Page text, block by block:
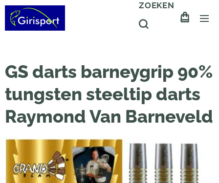
ZOEKEN
GS darts barneygrip 90%
tungsten steeltip darts
Raymond Van Barneveld